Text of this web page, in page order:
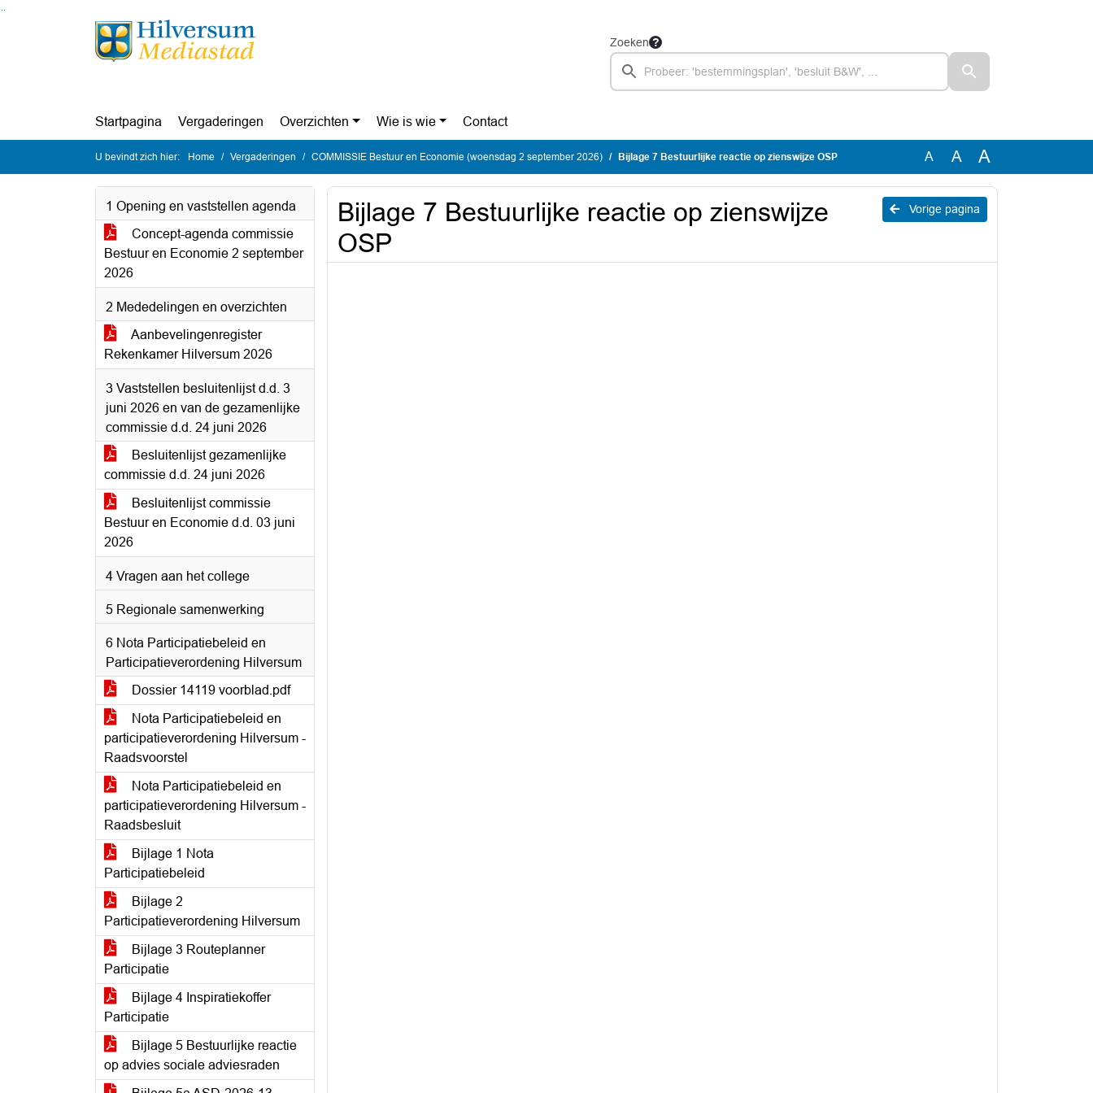
Ga naar de inhoud van deze pagina
Ga naar het zoeken
Ga naar het menu
Zoeken
Startpagina Vergaderingen Overzichten Wie is wie Contact
U bevindt zich hier: Home Vergaderingen COMMISSIE Bestuur en Economie (woensdag 2 september 2026) Bijlage 7 Bestuurlijke reactie op zienswijze OSP A A A
1 Opening en vaststellen agenda
Concept-agenda commissie
Bestuur en Economie 2 september
2026
2 Mededelingen en overzichten
Aanbevelingenregister
Rekenkamer Hilversum 2026
3 Vaststellen besluitenlijst d.d. 3
juni 2026 en van de gezamenlijke
commissie d.d. 24 juni 2026
Besluitenlijst gezamenlijke
commissie d.d. 24 juni 2026
Besluitenlijst commissie
Bestuur en Economie d.d. 03 juni
2026
4 Vragen aan het college
5 Regionale samenwerking
6 Nota Participatiebeleid en
Participatieverordening Hilversum
Dossier 14119 voorblad.pdf
Nota Participatiebeleid en
participatieverordening Hilversum -
Raadsvoorstel
Nota Participatiebeleid en
participatieverordening Hilversum -
Raadsbesluit
Bijlage 1 Nota
Participatiebeleid
Bijlage 2
Participatieverordening Hilversum
Bijlage 3 Routeplanner
Participatie
Bijlage 4 Inspiratiekoffer
Participatie
Bijlage 5 Bestuurlijke reactie
op advies sociale adviesraden
Vorige pagina
Bijlage 7 Bestuurlijke reactie op zienswijze
OSP